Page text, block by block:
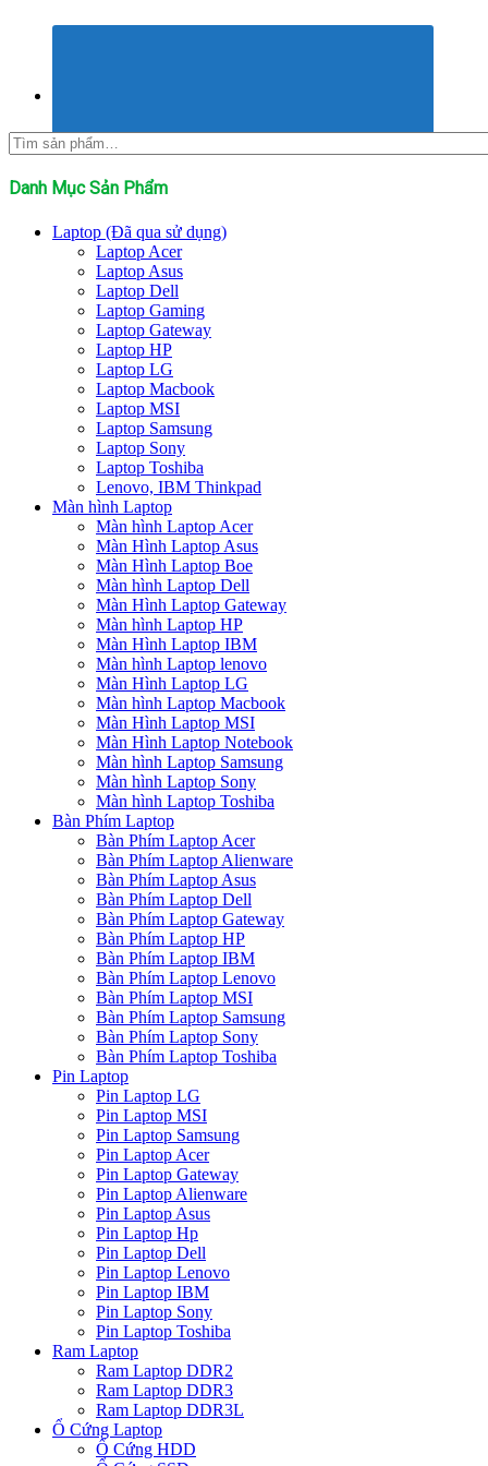
Tìm
kiếm:
Danh Mục Sản Phẩm
Laptop (Đã qua sử dụng)
Laptop Acer
Laptop Asus
Laptop Dell
Laptop Gaming
Laptop Gateway
Laptop HP
Laptop LG
Laptop Macbook
Laptop MSI
Laptop Samsung
Laptop Sony
Laptop Toshiba
Lenovo, IBM Thinkpad
Màn hình Laptop
Màn hình Laptop Acer
Màn Hình Laptop Asus
Màn Hình Laptop Boe
Màn hình Laptop Dell
Màn Hình Laptop Gateway
Màn hình Laptop HP
Màn Hình Laptop IBM
Màn hình Laptop lenovo
Màn Hình Laptop LG
Màn hình Laptop Macbook
Màn Hình Laptop MSI
Màn Hình Laptop Notebook
Màn hình Laptop Samsung
Màn hình Laptop Sony
Màn hình Laptop Toshiba
Bàn Phím Laptop
Bàn Phím Laptop Acer
Bàn Phím Laptop Alienware
Bàn Phím Laptop Asus
Bàn Phím Laptop Dell
Bàn Phím Laptop Gateway
Bàn Phím Laptop HP
Bàn Phím Laptop IBM
Bàn Phím Laptop Lenovo
Bàn Phím Laptop MSI
Bàn Phím Laptop Samsung
Bàn Phím Laptop Sony
Bàn Phím Laptop Toshiba
Pin Laptop
Pin Laptop LG
Pin Laptop MSI
Pin Laptop Samsung
Pin Laptop Acer
Pin Laptop Gateway
Pin Laptop Alienware
Pin Laptop Asus
Pin Laptop Hp
Pin Laptop Dell
Pin Laptop Lenovo
Pin Laptop IBM
Pin Laptop Sony
Pin Laptop Toshiba
Ram Laptop
Ram Laptop DDR2
Ram Laptop DDR3
Ram Laptop DDR3L
Ổ Cứng Laptop
Ổ Cứng HDD